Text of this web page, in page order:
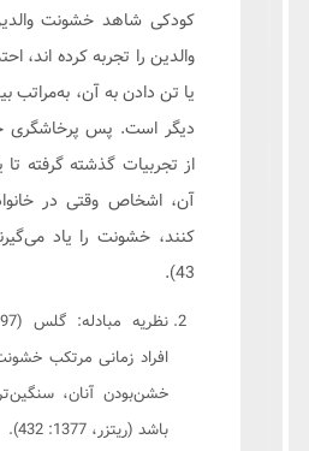
کودکی شاهد خشونت
والدین را تجربه کرده اند،
یا تن دادن به آن، به‌مراتب
دیگر است. پس پرخاشگری
از تجربیات گذشته گرفته تا
آن، اشخاص وقتی در
43).
افراد زمانی مرتکب
خشن‌‌بودن آنان،
باشد (ریتزر، 1377: 432).